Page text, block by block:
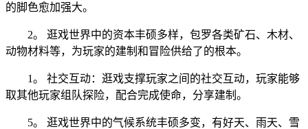
的脚色愈加强大。
2。 逛戏世界中的资本丰硕多样，包罗各类矿石、木材、
动物材料等，为玩家的建制和冒险供给了的根本。
1。 社交互动：逛戏支撑玩家之间的社交互动，玩家能够
取其他玩家组队探险，配合完成使命，分享建制。
5。 逛戏世界中的气候系统丰硕多变，有好天、雨天、雪